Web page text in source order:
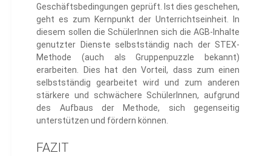
Geschäftsbedingungen geprüft. Ist dies geschehen,
geht es zum Kernpunkt der Unterrichtseinheit. In
diesem sollen die SchülerInnen sich die AGB-Inhalte
genutzter Dienste selbstständig nach der STEX-
Methode (auch als Gruppenpuzzle bekannt)
erarbeiten. Dies hat den Vorteil, dass zum einen
selbstständig gearbeitet wird und zum anderen
stärkere und schwächere SchülerInnen, aufgrund
des Aufbaus der Methode, sich gegenseitig
unterstützen und fördern können.
FAZIT